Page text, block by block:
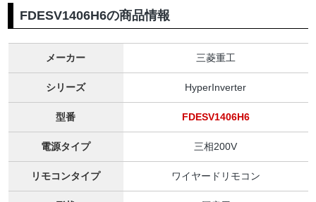
FDESV1406H6の商品情報
メーカー 三菱重工
シリーズ HyperInverter
型番 FDESV1406H6
電源タイプ 三相200V
リモコンタイプ ワイヤードリモコン